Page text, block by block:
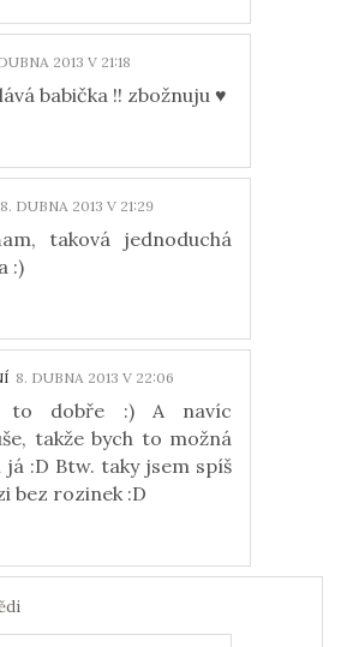
2013 V 21:18
babička !! zbožnuju ♥
8. DUBNA 2013 V 21:29
taková jednoduchá
:)
8. DUBNA 2013 V 22:06
to dobře :) A navíc
takže bych to možná
já :D Btw. taky jsem spíš
bez rozinek :D